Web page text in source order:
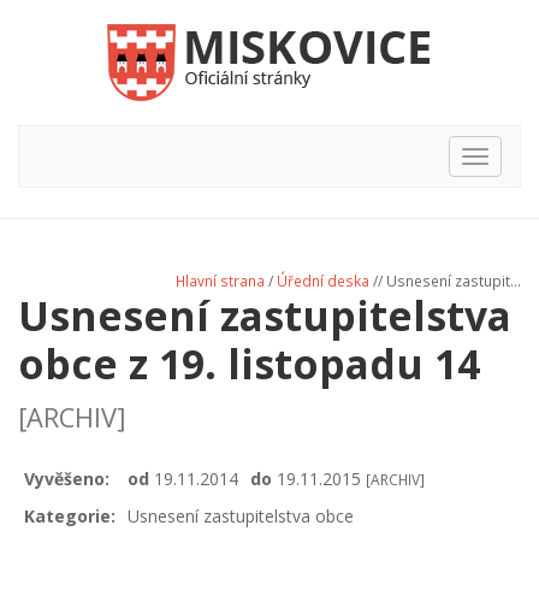
Hlavní
nabídka
Hlavní strana / Úřední deska // Usnesení zastupit...
Usnesení zastupitelstva
obce z 19. listopadu 14
[ARCHIV]
Vyvěšeno: od 19.11.2014 do 19.11.2015 [ARCHIV]
Kategorie: Usnesení zastupitelstva obce